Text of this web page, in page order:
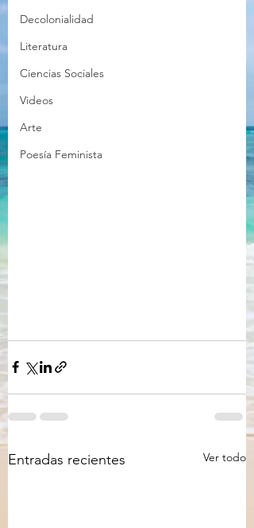
Decolonialidad
Literatura
Ciencias Sociales
Videos
Arte
Poesía Feminista
Entradas recientes Ver todo